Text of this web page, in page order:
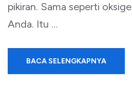
pikiran. Sama seperti
Anda. Itu …
BACA SELENGKAPNYA